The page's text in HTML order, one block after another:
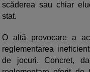
scăderea sau chiar
stat.
O altă provocare a
reglementarea
de jocuri. Concret,